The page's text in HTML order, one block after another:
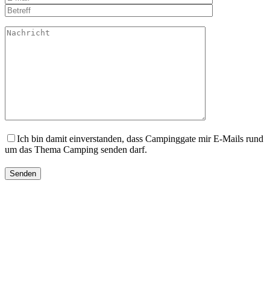
Ich bin damit einverstanden, dass Campinggate mir E-Mails rund
um das Thema Camping senden darf.